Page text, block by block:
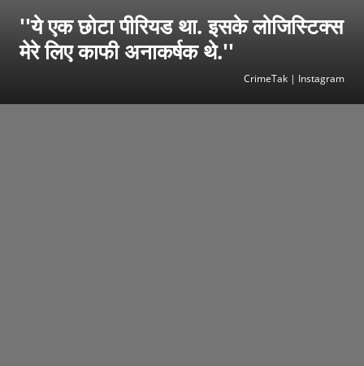
''ये एक छोटा पीरियड था. इसके लोजिस्टिक्स
मेरे लिए काफी अनाकर्षक थे.''
CrimeTak | Instagram